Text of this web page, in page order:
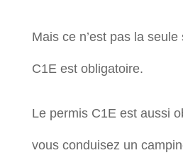
Mais ce n’est pas la
C1E est obligatoire.
Le permis C1E est aussi
vous conduisez un